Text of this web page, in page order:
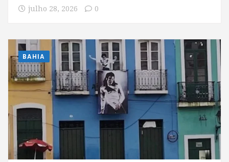
julho 28, 2026 0
BAHIA